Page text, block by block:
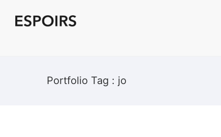
Portfolio Tag : jo